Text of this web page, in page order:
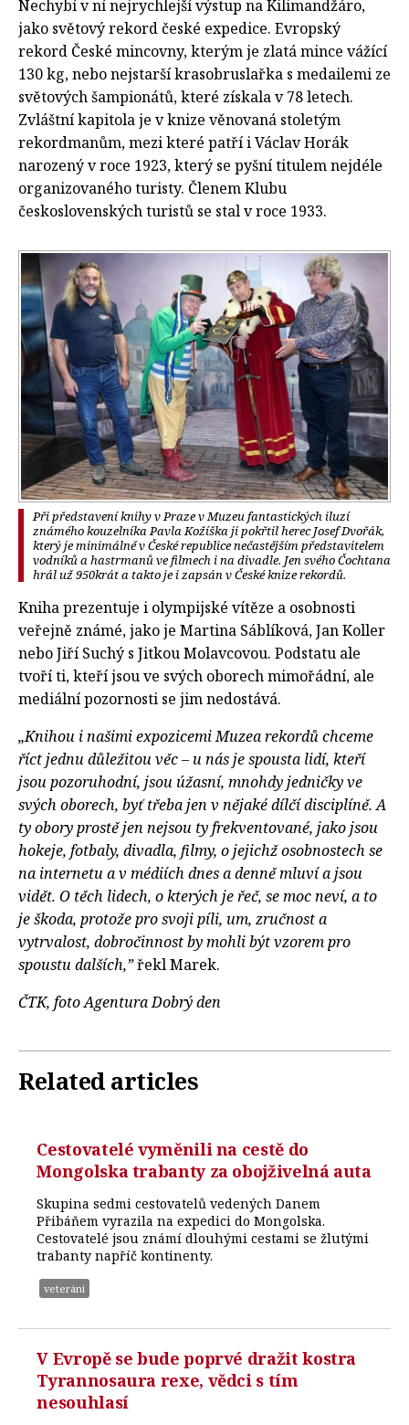
Nechybí v ní nejrychlejší výstup na Kilimandžáro,
jako světový rekord české expedice. Evropský
rekord České mincovny, kterým je zlatá mince vážící
130 kg, nebo nejstarší krasobruslařka s medailemi ze
světových šampionátů, které získala v 78 letech.
Zvláštní kapitola je v knize věnovaná stoletým
rekordmanům, mezi které patří i Václav Horák
narozený v roce 1923, který se pyšní titulem nejdéle
organizovaného turisty. Členem Klubu
československých turistů se stal v roce 1933.
Při představení knihy v Praze v Muzeu fantastických iluzí
známého kouzelníka Pavla Kožíška ji pokřtil herec Josef Dvořák,
který je minimálně v České republice nečastějším představitelem
vodníků a hastrmanů ve filmech i na divadle. Jen svého Čochtana
hrál už 950krát a takto je i zapsán v České knize rekordů.
Kniha prezentuje i olympijské vítěze a osobnosti
veřejně známé, jako je Martina Sáblíková, Jan Koller
nebo Jiří Suchý s Jitkou Molavcovou. Podstatu ale
tvoří ti, kteří jsou ve svých oborech mimořádní, ale
mediální pozornosti se jim nedostává.
„Knihou i našimi expozicemi Muzea rekordů chceme
říct jednu důležitou věc – u nás je spousta lidí, kteří
jsou pozoruhodní, jsou úžasní, mnohdy jedničky ve
svých oborech, byť třeba jen v nějaké dílčí disciplíně. A
ty obory prostě jen nejsou ty frekventované, jako jsou
hokeje, fotbaly, divadla, filmy, o jejichž osobnostech se
na internetu a v médiích dnes a denně mluví a jsou
vidět. O těch lidech, o kterých je řeč, se moc neví, a to
je škoda, protože pro svoji píli, um, zručnost a
vytrvalost, dobročinnost by mohli být vzorem pro
spoustu dalších,”řekl Marek.
ČTK, foto Agentura Dobrý den
Related articles
Cestovatelé vyměnili na cestě do
Mongolska trabanty za obojživelná auta
Skupina sedmi cestovatelů vedených Danem
Přibáňem vyrazila na expedici do Mongolska.
Cestovatelé jsou známí dlouhými cestami se žlutými
trabanty napříč kontinenty.
veteráni
V Evropě se bude poprvé dražit kostra
Tyrannosaura rexe, vědci s tím
nesouhlasí